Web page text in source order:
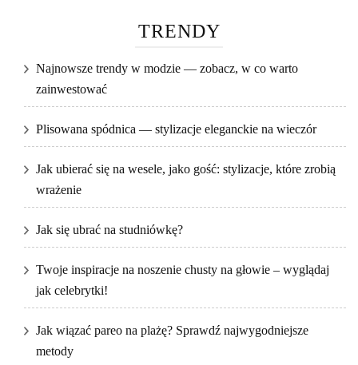
TRENDY
Najnowsze trendy w modzie — zobacz, w co warto
zainwestować
Plisowana spódnica — stylizacje eleganckie na wieczór
Jak ubierać się na wesele, jako gość: stylizacje, które zrobią
wrażenie
Jak się ubrać na studniówkę?
Twoje inspiracje na noszenie chusty na głowie – wyglądaj
jak celebrytki!
Jak wiązać pareo na plażę? Sprawdź najwygodniejsze
metody